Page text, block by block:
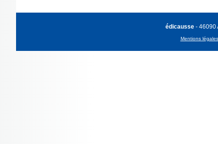
édicausse - 46090
Mentions légales